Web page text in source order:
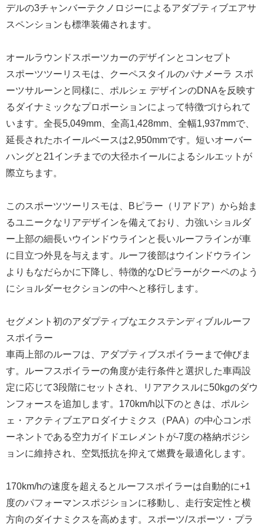
デルの3チャンバーテクノロジーによるアダプティブエアサ
スペンションも標準装備されます。
オールラウンドスポーツカーのデザインとコンセプト
スポーツツーリスモは、クーペスタイルのパナメーラ スポ
ーツサルーンと同様に、ポルシェ デザインのDNAを反映す
るダイナミックなプロポーションによって特徴づけられて
います。全長5,049mm、全高1,428mm、全幅1,937mmで、
延長されたホイールベースは2,950mmです。短いオーバー
ハングと21インチまでの大径ホイールによるシルエットが
際立ちます。
このスポーツツーリスモは、Bピラー（リアドア）から始ま
るユニークなリアデザインを備えており、力強いショルダ
ー上部の細長いウインドウラインと長いルーフラインが車
に目立つ外見を与えます。ルーフ後部はウインドウライン
よりもなだらかに下降し、特徴的なDピラーがクーペのよう
にショルダーセクションの中へと移行します。
セグメント初のアダプティブなエクステンディブルルーフ
スポイラー
車両上部のルーフは、アダプティブスポイラーまで伸びま
す。ルーフスポイラーの角度が走行条件と選択した車両設
定に応じて3段階にセットされ、リアアクスルに50kgのダウ
ンフォースを追加します。170km/h以下のときは、ポルシ
ェ・アクティブエアロダイナミクス（PAA）の中心コンポ
ーネントである空力ガイドエレメントが-7度の格納ポジシ
ョンに維持され、空気抵抗を抑えて燃費を最適化します。
170km/hの速度を超えるとルーフスポイラーは自動的に+1
度のパフォーマンスポジションに移動し、走行安定性と横
方向のダイナミクスを高めます。スポーツ/スポーツ・プラ